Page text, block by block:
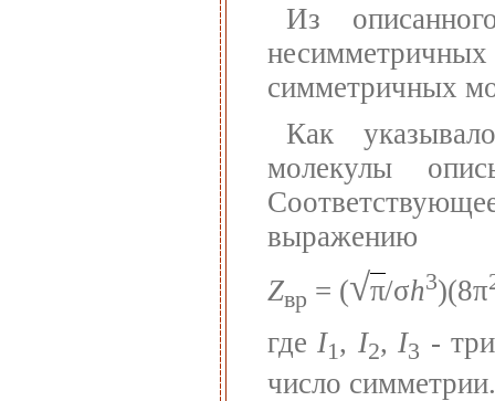
Из
симметричных
Как
молекулы
выражению
Zвр = (√π/σh3)(8π
гдеI1, I2,I3 -
число симметрии.